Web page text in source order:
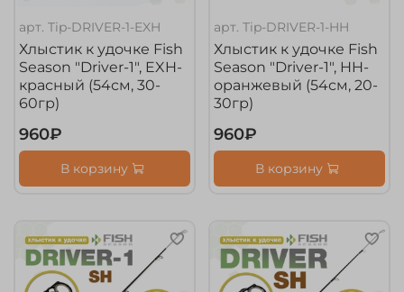
арт.Tip-DRIVER-1-EXH
Хлыстик к удочке Fish
Season "Driver-1", EXH-
красный (54см, 30-
60гр)
960₽
В корзину
арт.Tip-DRIVER-1-HH
Хлыстик к удочке Fish
Season "Driver-1", HH-
оранжевый (54см, 20-
30гр)
960₽
В корзину